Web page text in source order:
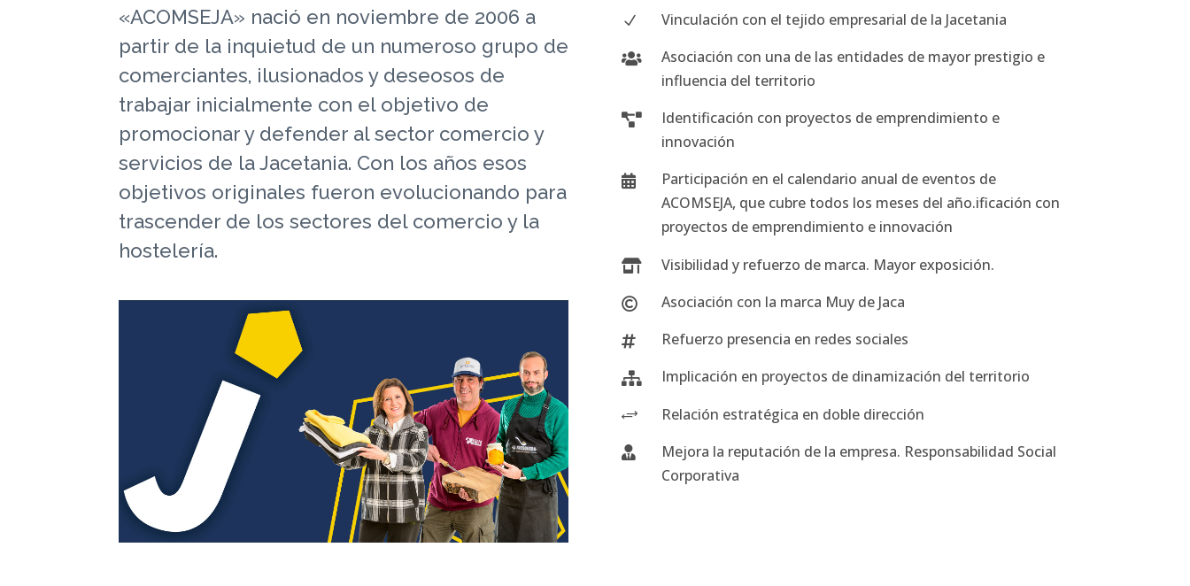
«ACOMSEJA» nació en noviembre de 2006 a
partir de la inquietud de un numeroso grupo de
comerciantes, ilusionados y deseosos de
trabajar inicialmente con el objetivo de
promocionar y defender al sector comercio y
servicios de la Jacetania. Con los años esos
objetivos originales fueron evolucionando para
trascender de los sectores del comercio y la
hostelería.
N Vinculación con el tejido empresarial de la Jacetania

Asociación con una de las entidades de mayor prestigio e
influencia del territorio

Identificación con proyectos de emprendimiento e
innovación

Participación en el calendario anual de eventos de
ACOMSEJA, que cubre todos los meses del año.ificación con
proyectos de emprendimiento e innovación
 Visibilidad y refuerzo de marca. Mayor exposición.
 Asociación con la marca Muy de Jaca
 Refuerzo presencia en redes sociales
 Implicación en proyectos de dinamización del territorio
+ Relación estratégica en doble dirección

Mejora la reputación de la empresa. Responsabilidad Social
Corporativa